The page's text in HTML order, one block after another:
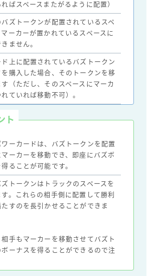
ればスペースまたがるように配置）
バズトークンが配置されているスペ
マーカーが置かれているスペースに
ません。
ド上に配置されているバズトークン
を購入した場合、そのトークンを移
（ただし、そのスペースにマーカ
ていれば移動不可）。
ーカードは、バズトークンを配置
マーカーを移動でき、即座にバズボ
ることが可能です。
トークンはトラックのスペースを
。これらの相手側に配置して勝利
すのを長引かせることができま
相手もマーカーを移動させてバズト
ボーナスを得ることができるので注